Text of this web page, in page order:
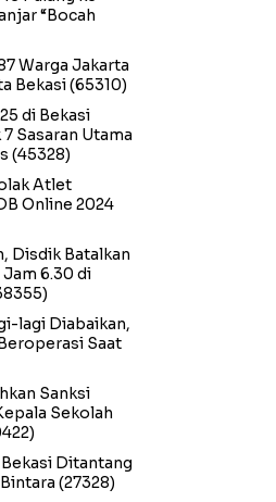
“Bocah
Warga Jakarta
Bekasi(65310)
di Bekasi
Sasaran Utama
(45328)
Atlet
Online 2024
Disdik Batalkan
6.30 di
lagi Diabaikan,
Saat
Sanksi
Sekolah
Ditantang
(27328)